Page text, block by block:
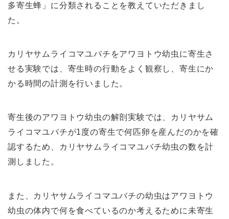
多寄生蜂」に分類されることを教えていただきまし
た。
カリヤサムライコマユバチをアワヨトウ幼虫に寄生さ
せる実験では、寄生時の行動をよく観察し、寄生にか
かる時間の計測を行いました。
寄生後のアワヨトウ幼虫の解剖実験では、カリヤサム
ライコマユバチが1度の寄生で何匹卵を産んだのかを確
認するため、カリヤサムライコマユバチ幼虫の数を計
測しました。
また、カリヤサムライコマユバチの幼虫はアワヨトウ
幼虫の体内で何を食べているのか考えるために未寄生